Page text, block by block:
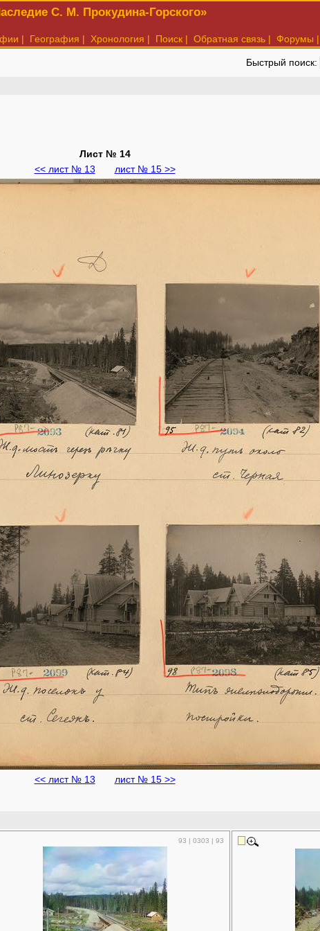
С. М. Прокудина-Горского»
| География | Хронология | Поиск | Обратная связь | Форумы |
Быстрый поиск:
Лист № 14
<< лист № 13
лист № 15 >>
<< лист № 13 лист № 15 >>
93 | 0303 | 93